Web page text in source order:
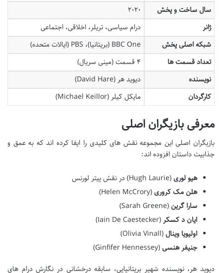
سال ساخت و پخش
۲۰۲۰
ژانر
درام سیاسی، تریلر، اخلاقی، اجتماعی
شبکه اصلی پخش
BBC One (بریتانیا)، PBS (ایالات متحده)
تعداد قسمت ها
۴ قسمت (مینی سریال)
نویسنده
دیوید هر (David Hare)
کارگردان
مایکل کیلر (Michael Keillor)
معرفی بازیگران اصلی
بازیگران اصلی این مجموعه نقش های کلیدی را ایفا کرده اند که به عمق و
جذابیت داستان افزوده اند:
هیو لوری(Hugh Laurie) در نقش پیتر لورنس
هلن مک کروری(Helen McCrory)
سارا گرین(Sarah Greene)
ایان د کسکر (Iain De Caestecker)
اولیویا وینال(Olivia Vinall)
جنیفر هنسی(Ginfifer Hennessey)
دیوید هر، نویسنده شهیر بریتانیایی، سابقه درخشانی در نگارش درام های